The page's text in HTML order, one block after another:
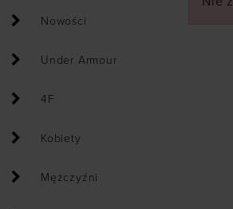
Nowości
Under Armour
4F
Kobiety
Mężczyźni